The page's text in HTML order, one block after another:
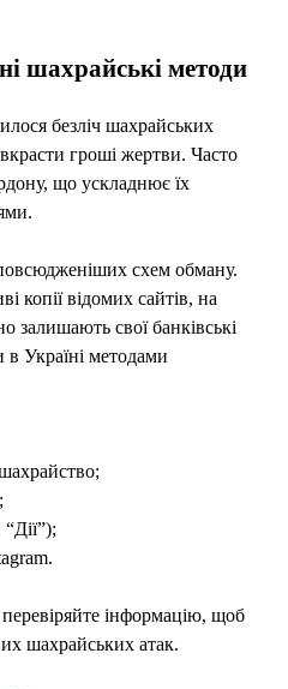
шахрайські методи
безліч шахрайських
гроші жертви. Часто
що ускладнює їх
схем обману.
копії відомих сайтів, на
залишають свої банківські
Україні методами
інформацію, щоб
шахрайських атак.